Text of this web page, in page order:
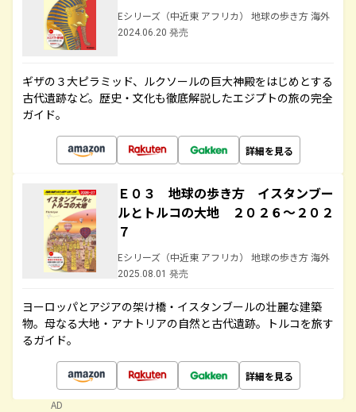
Eシリーズ（中近東 アフリカ） 地球の歩き方 海外
2024.06.20 発売
ギザの３大ピラミッド、ルクソールの巨大神殿をはじめとする
古代遺跡など。歴史・文化も徹底解説したエジプトの旅の完全
ガイド。
詳細を見る
Ｅ０３ 地球の歩き方 イスタンブー
ルとトルコの大地 ２０２６～２０２
７
Eシリーズ（中近東 アフリカ） 地球の歩き方 海外
2025.08.01 発売
ヨーロッパとアジアの架け橋・イスタンブールの壮麗な建築
物。母なる大地・アナトリアの自然と古代遺跡。トルコを旅す
るガイド。
詳細を見る
AD